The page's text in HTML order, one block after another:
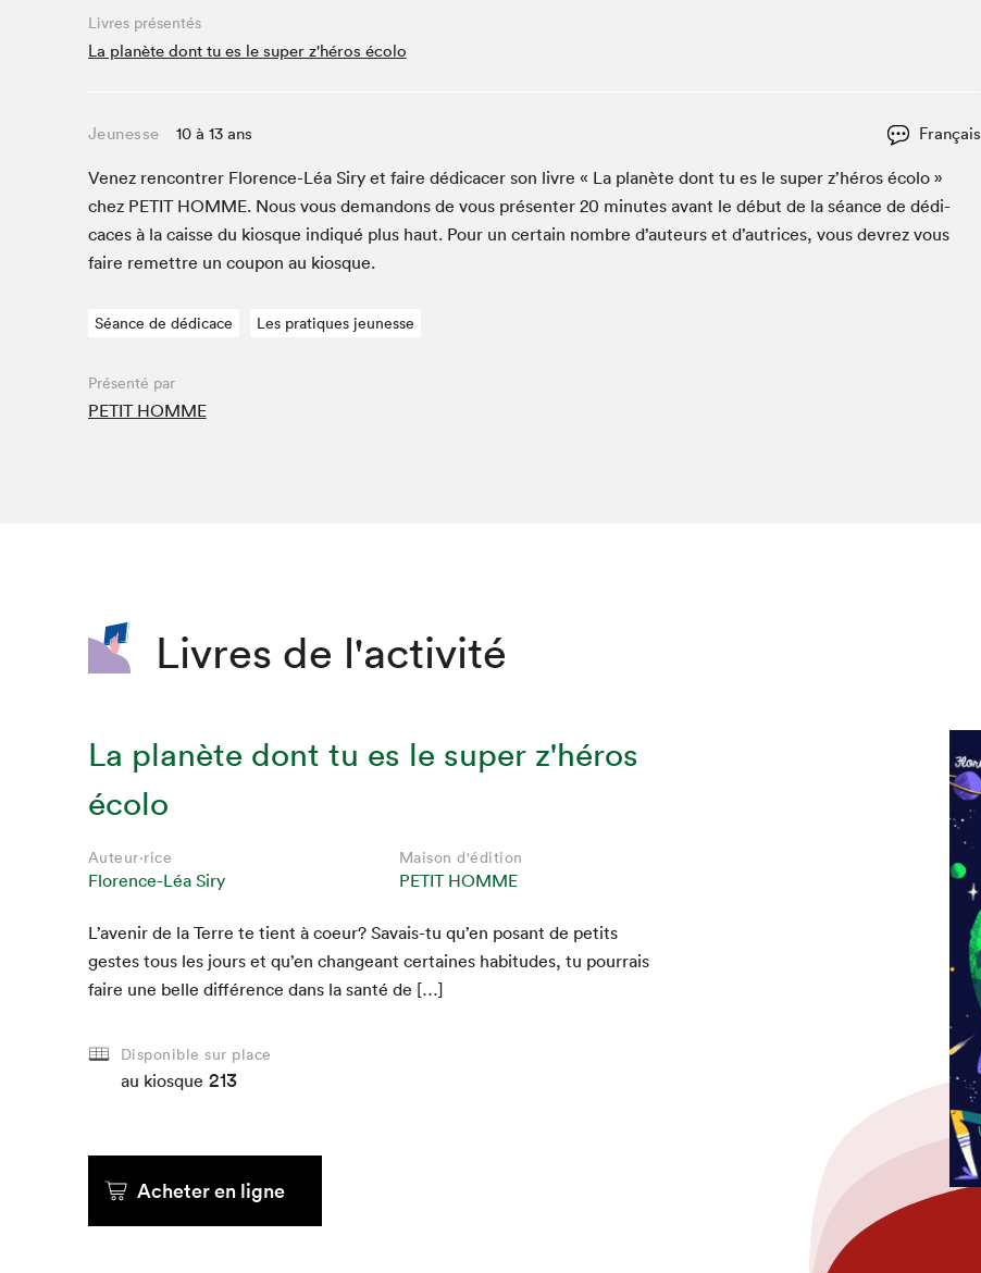
Studio Radio-Canada
Matinées scolaires
Espace Lis-moi MTL (12-18 ans)
Espace Montréal-Nord
Vitrine du Festival littéraire international Metropolis
bleu
Tapis rouge des écrivain·e·s
La lecture en cadeau
Zone Manga
Espace jeunesse Desjardins
Que cherchez-vous?
Livres présentés
La planète dont tu es le super z'héros écolo
Jeunesse 10 à 13 ans Français
Venez ren­con­tr­er Flo­rence-Léa Siry et faire dédi­cac­er son livre « La planète dont tu es le super z’héros éco­lo »
chez PETIT HOMME. Nous vous deman­dons de vous présen­ter 20 min­utes avant le début de la séance de dédi­
caces à la caisse du kiosque indiqué plus haut. Pour un cer­tain nom­bre d’auteurs et d’autrices, vous devrez vous
faire remet­tre un coupon au kiosque.
Séance de dédicace Les pratiques jeunesse
Présenté par
PETIT HOMME
Livres de l'activité
La planète dont tu es le super z'héros
écolo
Auteur·rice
Florence-Léa Siry
Maison d'édition
PETIT HOMME
L’avenir de la Terre te tient à coeur? Savais-tu qu’en posant de petits
gestes tous les jours et qu’en changeant cer­taines habi­tudes, tu pour­rais
faire une belle dif­férence dans la san­té de […]
Disponible sur place
au kiosque 213
Acheter en ligne